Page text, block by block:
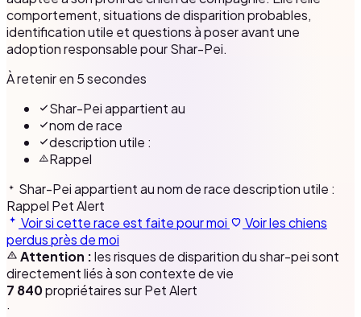
comportement, situations de disparition probables,
identification utile et questions à poser avant une
adoption responsable pour Shar-Pei.
À retenir en 5 secondes
Shar-Pei appartient au
nom de race
description utile :
Rappel
Shar-Pei appartient aunom de racedescription utile :
Rappel Pet Alert
Voir si cette race est faite pour moi
Voir les chiens
perdus près de moi
Attention :les risques de disparition du shar-pei sont
directement liés à son contexte de vie
7 840propriétaires sur Pet Alert
·